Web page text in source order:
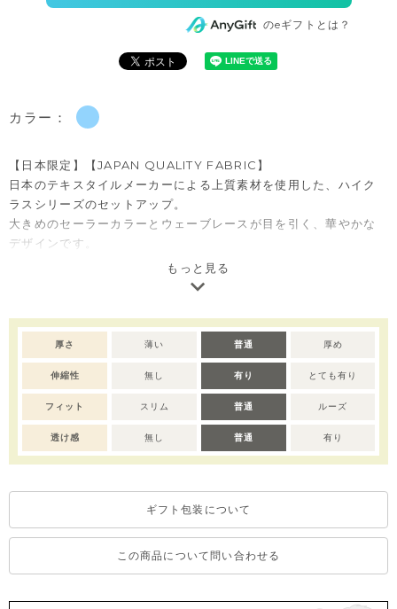
のeギフトとは？
カラー：
【日本限定】【JAPAN QUALITY FABRIC】
日本のテキスタイルメーカーによる上質素材を使用した、ハイク
ラスシリーズのセットアップ。
大きめのセーラーカラーとウェーブレースが目を引く、華やかな
デザインです。
やわらかな色のニュアンスが魅力のストライプ素材に、さりげな
い凹凸感をプラス。肌に触れる面が少なく、暑い季節もさらっと
黒×ゴールドの背タグやロゴプレートなど、細部まで高級感のある
仕上がりに。お出かけやおめかしシーンにもおすすめです。
同シリーズ（M262OPB74P）とのリンクコーデもお楽しみいた
だけます。
ご家庭でお洗濯できるイージーケア仕様でデイリー使いにも安
心、ご自宅用としてはもちろん出産祝いやベビー服ギフトとして
も喜ばれるセットアイテムです。
えいただくことをおすすめします。
※撮影･モニター環境等により実際の商品の色味と異なって見える
場合がございます。
※濃色部分は、摩擦や汗・雨などにより、他の衣類や下着、バッ
グ等に色移りする場合がございます。淡色のものとの組み合わせ
もっと見る
厚さ 薄い 普通 厚め
伸縮性 無し 有り とても有り
フィット スリム 普通 ルーズ
透け感 無し 普通 有り
ギフト包装について
この商品について問い合わせる